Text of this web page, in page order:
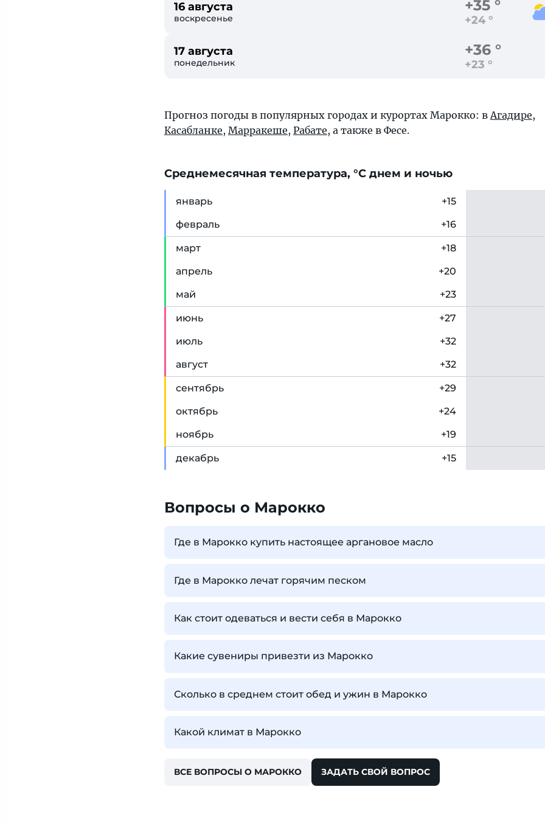
16 августа
воскресенье
+35 °
+24 °
17 августа
понедельник
+36 °
+23 °
Прогноз погоды в популярных городах и курортах Марокко: вАгадире,
Касабланке, Марракеше, Рабате, а также в Фесе.
Cреднемесячная температура, °C днем и ночью
январь +15
февраль +16
март +18
апрель +20
май
+23
июнь +27
июль +32
август +32
сентябрь +29
октябрь +24
ноябрь +19
декабрь +15
Вопросы о Марокко
Где в Марокко купить настоящее аргановое масло
Где в Марокко лечат горячим песком
Как стоит одеваться и вести себя в Марокко
Какие сувениры привезти из Марокко
Сколько в среднем стоит обед и ужин в Марокко
Какой климат в Марокко
ВСЕ ВОПРОСЫ О МАРОККО ЗАДАТЬ СВОЙ ВОПРОС